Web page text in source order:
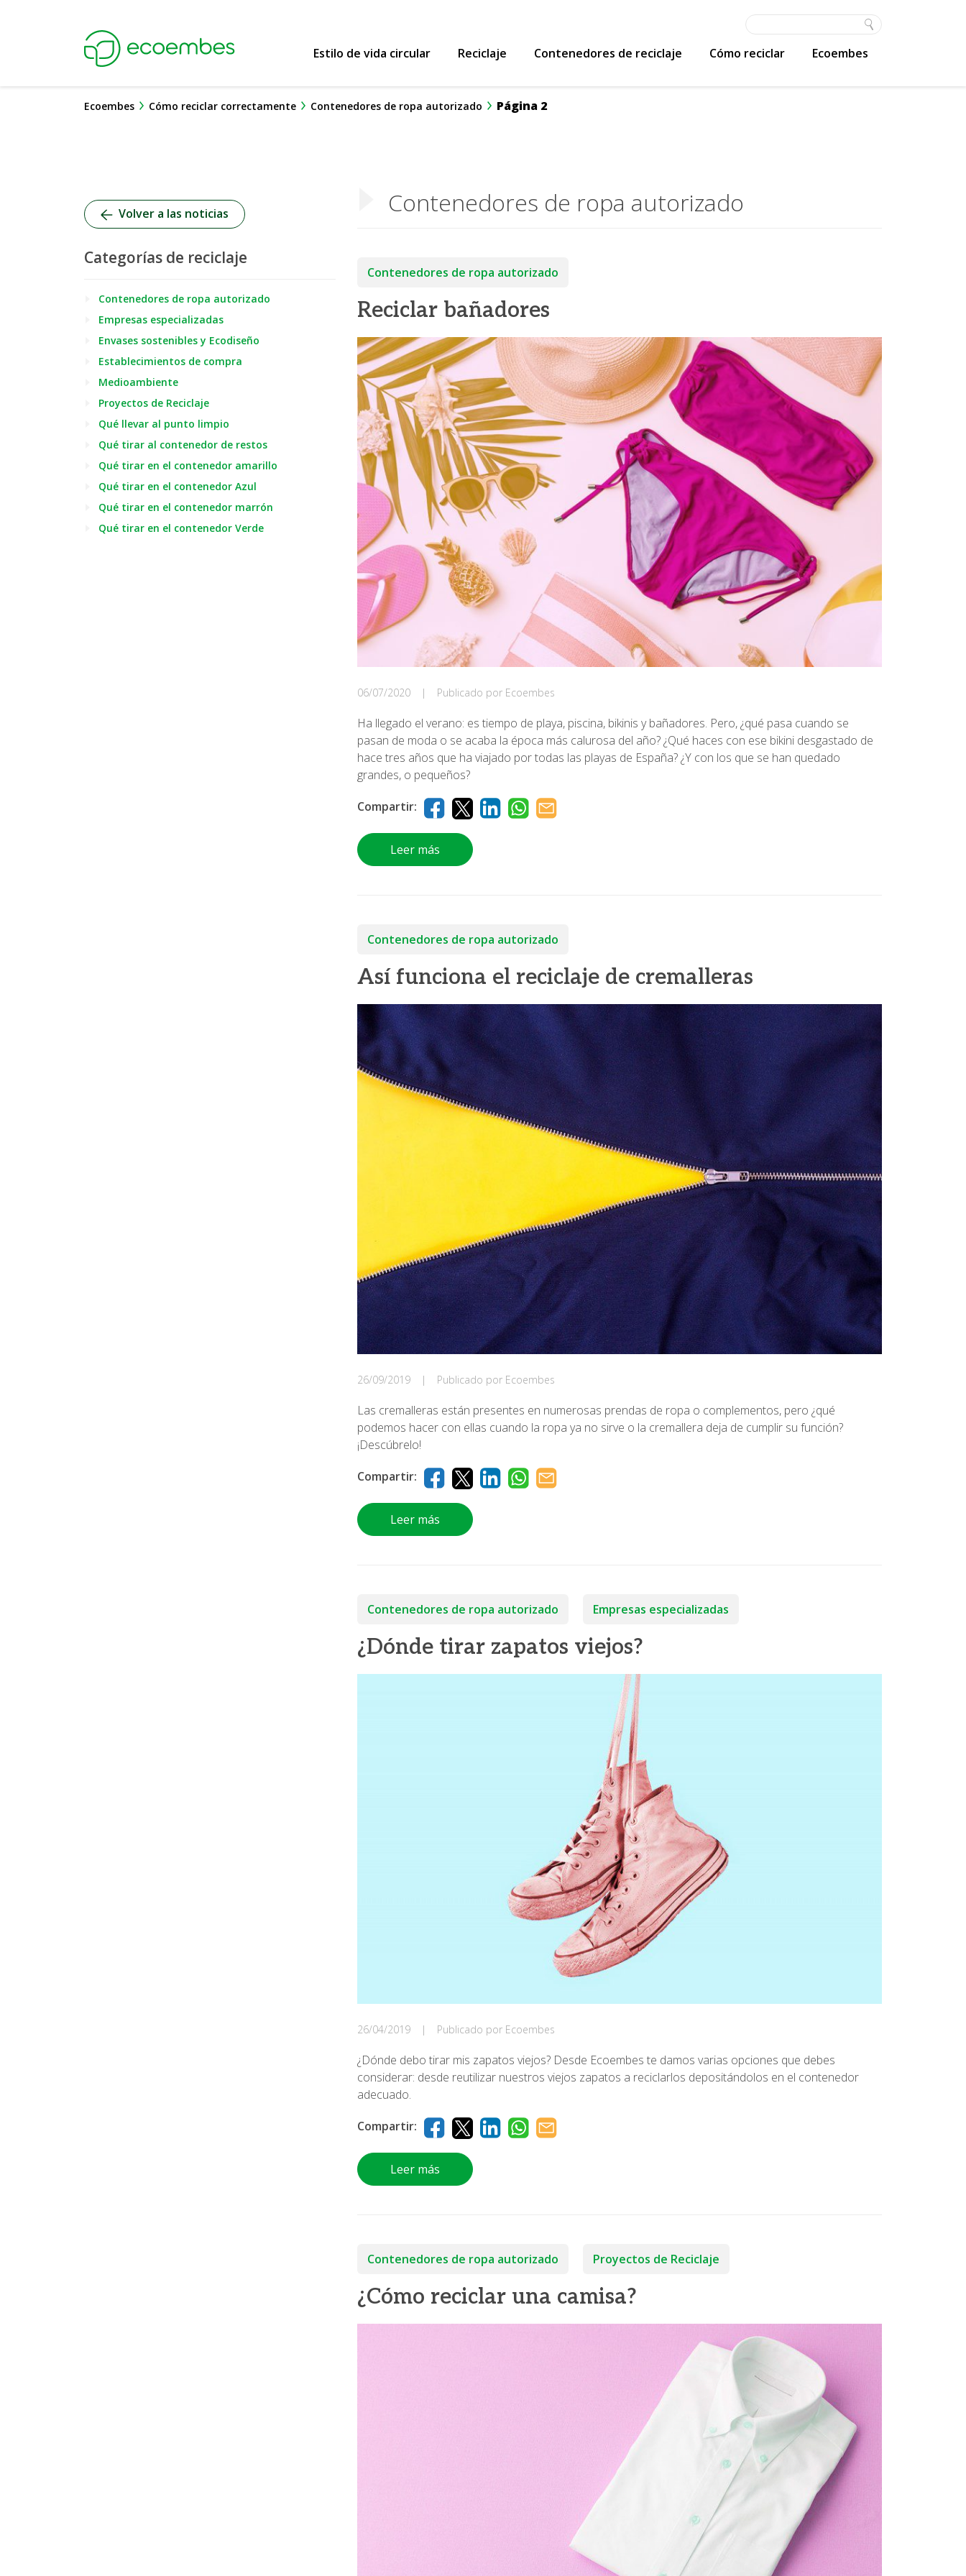
Estilo de vida circular
Reciclaje Contenedores de reciclaje Cómo reciclar Ecoembes
Ecoembes Cómo reciclar correctamente Contenedores de ropa autorizado Página 2
Volver a las noticias
Categorías de reciclaje
Contenedores de ropa autorizado
Empresas especializadas
Envases sostenibles y Ecodiseño
Establecimientos de compra
Medioambiente
Proyectos de Reciclaje
Qué llevar al punto limpio
Qué tirar al contenedor de restos
Qué tirar en el contenedor amarillo
Qué tirar en el contenedor Azul
Qué tirar en el contenedor marrón
Qué tirar en el contenedor Verde
Contenedores de ropa autorizado
Contenedores de ropa autorizado
Reciclar bañadores
06/07/2020 | Publicado por Ecoembes
Ha llegado el verano: es tiempo de playa, piscina, bikinis y bañadores. Pero, ¿qué pasa cuando se
pasan de moda o se acaba la época más calurosa del año? ¿Qué haces con ese bikini desgastado de
hace tres años que ha viajado por todas las playas de España? ¿Y con los que se han quedado
grandes, o pequeños?
Compartir:
Leer más
Contenedores de ropa autorizado
Así funciona el reciclaje de cremalleras
26/09/2019 | Publicado por Ecoembes
Las cremalleras están presentes en numerosas prendas de ropa o complementos, pero ¿qué
podemos hacer con ellas cuando la ropa ya no sirve o la cremallera deja de cumplir su función?
¡Descúbrelo!
Compartir:
Leer más
Contenedores de ropa autorizado Empresas especializadas
¿Dónde tirar zapatos viejos?
26/04/2019 | Publicado por Ecoembes
¿Dónde debo tirar mis zapatos viejos? Desde Ecoembes te damos varias opciones que debes
considerar: desde reutilizar nuestros viejos zapatos a reciclarlos depositándolos en el contenedor
adecuado.
Compartir:
Leer más
Contenedores de ropa autorizado Proyectos de Reciclaje
¿Cómo reciclar una camisa?